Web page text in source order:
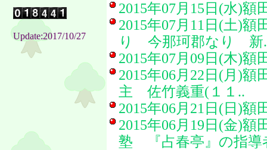
Update:2017/10/27
2015年07月15日(水)額
2015年07月11日(土)額
り 今那珂郡なり 新
2015年07月09日(木)額
2015年06月22日(月)額
主 佐竹義重(１１..
2015年06月21日(日)額
2015年06月19日(金)額
塾 『占春亭』の指導